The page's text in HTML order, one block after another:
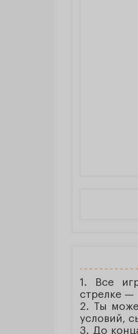
1. Все
стрелке —
2. Ты
условий,
3. До